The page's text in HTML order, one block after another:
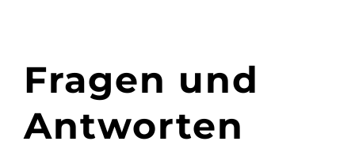
Fragen und
Antworten